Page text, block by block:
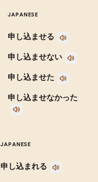
JAPANESE
申し込ませる
申し込ませない
申し込ませた
申し込ませなかった
JAPANESE
申し込まれる